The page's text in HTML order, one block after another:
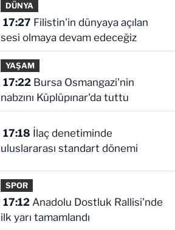
DÜNYA
17:27
sesi olmaya devam edeceğiz
YAŞAM
17:22Bursa Osmangazi'nin
nabzını Küplüpınar'da tuttu
17:18
uluslararası standart dönemi
SPOR
17:12Anadolu Dostluk Rallisi'nde
ilk yarı tamamlandı